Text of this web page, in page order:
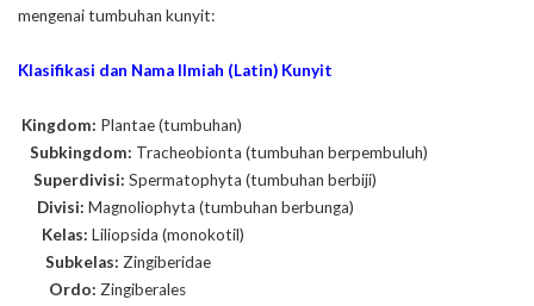
mengenai tumbuhan kunyit:
Klasifikasi dan Nama Ilmiah (Latin) Kunyit
Kingdom: Plantae (tumbuhan)
Subkingdom: Tracheobionta (tumbuhan berpembuluh)
Superdivisi: Spermatophyta (tumbuhan berbiji)
Divisi: Magnoliophyta (tumbuhan berbunga)
Kelas: Liliopsida (monokotil)
Subkelas: Zingiberidae
Ordo: Zingiberales